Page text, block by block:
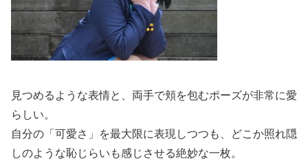
見つめるような表情と、両手で頬を包むポーズが非常に愛
らしい。
自分の「可愛さ」を最大限に表現しつつも、どこか照れ隠
しのような恥じらいも感じさせる絶妙な一枚。